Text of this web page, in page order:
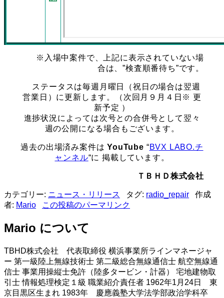
※入場中案件で、上記に表示されていない場
合は、”検査順番待ち”です。
ステータスは毎週月曜日（祝日の場合は翌週
営業日）に更新します。（次回月９月４日※ 更
新予定 ）
進捗状況によっては次号との合併号として翌々
週の公開になる場合もございます。
過去の出場済み案件はYouTube “BVX LABO.チ
ャンネル“に 掲載しています。
ＴＢＨＤ株式会社
カテゴリー: ニュース・リリース タグ: radio_repair 作成
者: Mario この投稿のパーマリンク
Mario について
TBHD株式会社 代表取締役 横浜事業所ラインマネージャ
ー 第一級陸上無線技術士 第二級総合無線通信士 航空無線通
信士 事業用操縦士免許（陸多タービン・計器） 宅地建物取
引士 情報処理検定１級 職業紹介責任者 1962年1月24日 東
京目黒区生まれ 1983年 慶應義塾大学法学部政治学科卒